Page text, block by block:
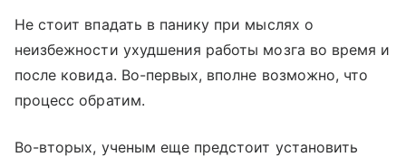
Не стоит впадать в панику при мыслях о
неизбежности ухудшения работы мозга во время и
после ковида. Во-первых, вполне возможно, что
процесс обратим.
Во-вторых, ученым еще предстоит установить